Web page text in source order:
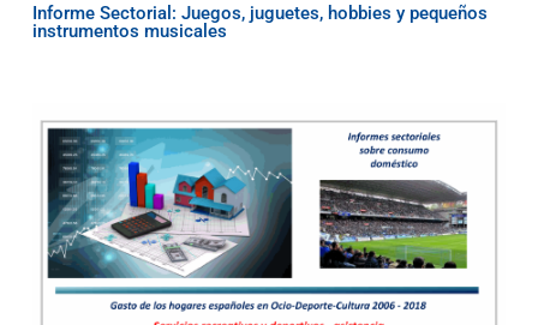
Informe Sectorial: Juegos, juguetes, hobbies y pequeños
instrumentos musicales